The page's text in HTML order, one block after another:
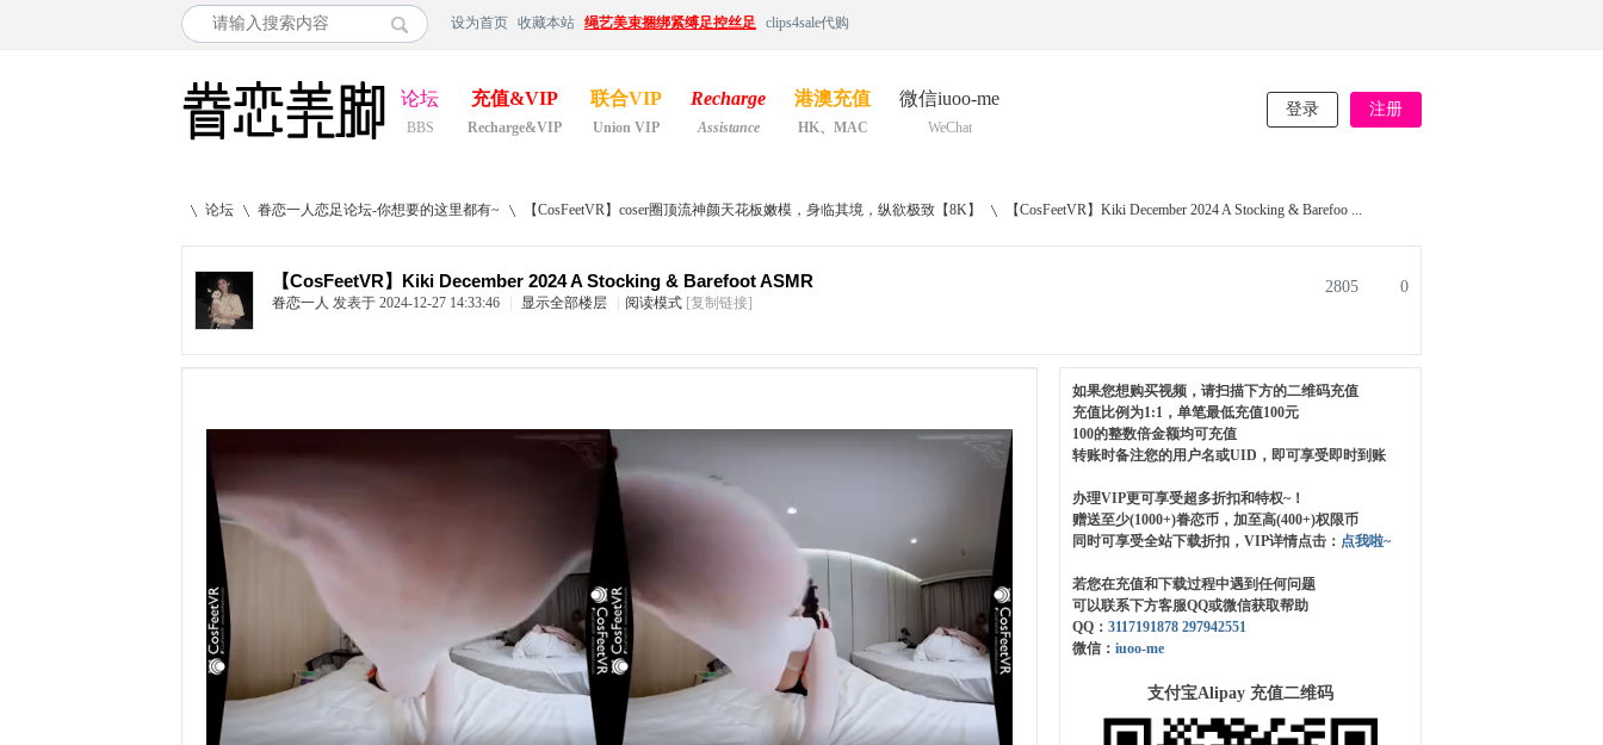
设为首页 收藏本站 绳艺美束捆绑紧缚足控丝足 clips4sale代购
论坛
BBS
充值&VIP
Recharge&VIP
联合VIP
Union VIP
Recharge
Assistance
港澳充值
HK、MAC
微信iuoo-me
WeChat
登录 注册
论坛
›
眷恋一人恋足论坛-你想要的这里都有~ 【CosFeetVR】coser圈顶流神颜天花板嫩模，身临其境，纵欲极致【8K】 【CosFeetVR】Kiki December 2024 A Stocking & Barefoo ...
【CosFeetVR】Kiki December 2024 A Stocking & Barefoot ASMR
眷恋一人 发表于 2024-12-27 14:33:46 显示全部楼层 阅读模式 [复制链接]
0
2805
如果您想购买视频，请扫描下方的二维码充值
充值比例为1:1，单笔最低充值100元
100的整数倍金额均可充值
转账时备注您的用户名或UID，即可享受即时到账
办理VIP更可享受超多折扣和特权~！
赠送至少(1000+)眷恋币，加至高(400+)权限币
同时可享受全站下载折扣，VIP详情点击： 点我啦~
若您在充值和下载过程中遇到任何问题
可以联系下方客服QQ或微信获取帮助
QQ： 3117191878 297942551
微信： iuoo-me
支付宝Alipay 充值二维码